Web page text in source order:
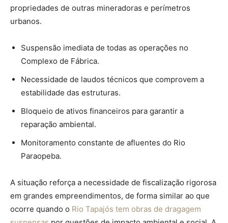
propriedades de outras mineradoras e perímetros
urbanos.
Suspensão imediata de todas as operações no
Complexo de Fábrica.
Necessidade de laudos técnicos que comprovem a
estabilidade das estruturas.
Bloqueio de ativos financeiros para garantir a
reparação ambiental.
Monitoramento constante de afluentes do Rio
Paraopeba.
A situação reforça a necessidade de fiscalização rigorosa
em grandes empreendimentos, de forma similar ao que
ocorre quando o Rio Tapajós tem obras de dragagem